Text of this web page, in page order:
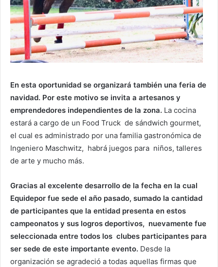
En esta oportunidad se organizará también una feria de
navidad. Por este motivo se invita a artesanos y
emprendedores independientes de la zona. La cocina
estará a cargo de un Food Truck de sándwich gourmet,
el cual es administrado por una familia gastronómica de
Ingeniero Maschwitz, habrá juegos para niños, talleres
de arte y mucho más.
Gracias al excelente desarrollo de la fecha en la cual
Equidepor fue sede el año pasado, sumado la cantidad
de participantes que la entidad presenta en estos
campeonatos y sus logros deportivos, nuevamente fue
seleccionada entre todos los clubes participantes para
ser sede de este importante evento. Desde la
organización se agradeció a todas aquellas firmas que